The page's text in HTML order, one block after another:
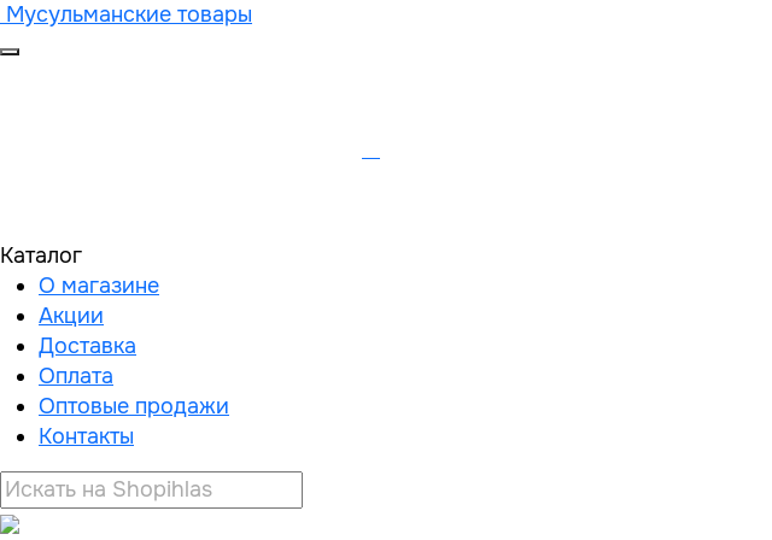
Мусульманские товары
Каталог
О магазине
Акции
Доставка
Оплата
Оптовые продажи
Контакты